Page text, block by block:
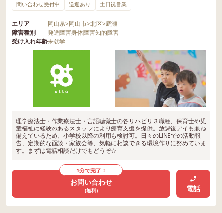
問い合わせ受付中 送迎あり 土日祝営業
エリア 岡山県>岡山市>北区>庭瀬
障害種別
発達障害身体障害知的障害
受け入れ年齢未就学
理学療法士・作業療法士・言語聴覚士の各リハビリ３職種、保育士や児
童福祉に経験のあるスタッフにより療育支援を提供。放課後デイも兼ね
備えているため、小学校以降の利用も検討可。日々のLINEでの活動報
告、定期的な面談・家族会等、気軽に相談できる環境作りに努めていま
す。まずは電話相談だけでもどうぞ☆
1分で完了！
お問い合わせ
(無料) 電話